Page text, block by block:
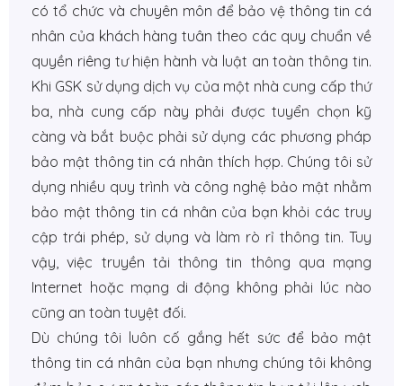
có tổ chức và chuyên môn để bảo vệ thông tin cá
nhân của khách hàng tuân theo các quy chuẩn về
quyền riêng tư hiện hành và luật an toàn thông tin.
Khi GSK sử dụng dịch vụ của một nhà cung cấp thứ
ba, nhà cung cấp này phải được tuyển chọn kỹ
càng và bắt buộc phải sử dụng các phương pháp
bảo mật thông tin cá nhân thích hợp. Chúng tôi sử
dụng nhiều quy trình và công nghệ bảo mật nhằm
bảo mật thông tin cá nhân của bạn khỏi các truy
cập trái phép, sử dụng và làm rò rỉ thông tin. Tuy
vậy, việc truyền tải thông tin thông qua mạng
Internet hoặc mạng di động không phải lúc nào
cũng an toàn tuyệt đối.
Dù chúng tôi luôn cố gắng hết sức để bảo mật
thông tin cá nhân của bạn nhưng chúng tôi không